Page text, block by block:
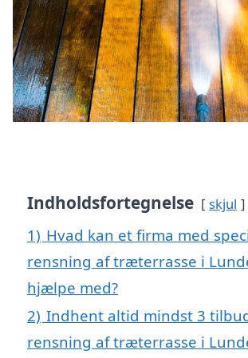
Indholdsfortegnelse skjul
1) Hvad kan et firma med
rensning af træterrasse i
hjælpe med?
2) Indhent altid mindst 3
rensning af træterrasse i